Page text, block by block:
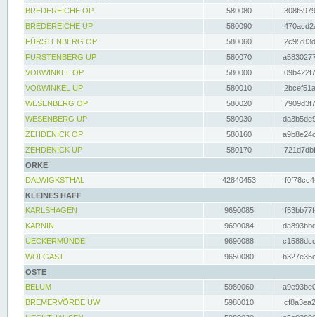
BREDEREICHE OP
580080
BREDEREICHE UP
580090
FÜRSTENBERG OP
580060
FÜRSTENBERG UP
580070
VOßWINKEL OP
580000
VOßWINKEL UP
580010
WESENBERG OP
580020
WESENBERG UP
580030
ZEHDENICK OP
580160
ZEHDENICK UP
580170
ORKE
DALWIGKSTHAL
42840453
KLEINES HAFF
KARLSHAGEN
9690085
KARNIN
9690084
UECKERMÜNDE
9690088
WOLGAST
9650080
OSTE
BELUM
5980060
BREMERVÖRDE UW
5980010